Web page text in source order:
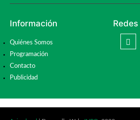
Información
Quiénes Somos
Programación
Contacto
Publicidad